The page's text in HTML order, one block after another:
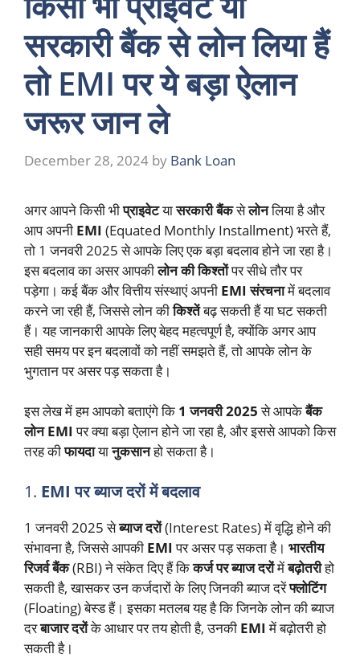
सरकारी बैंक से लोन लिया हैं
तो EMI पर ये बड़ा ऐलान
जरूर जान ले
December 28, 2024 by Bank Loan
अगर आपने किसी भीप्राइवेटयासरकारी बैंकसेलोनलिया है और
आप अपनी EMI (Equated Monthly Installment) भरते हैं,
तो 1 जनवरी 2025 से आपके लिए एक बड़ा बदलाव होने जा रहा है।
इस बदलाव का असर आपकीलोन की किश्तोंपर सीधे तौर पर
पड़ेगा। कई बैंक और वित्तीय संस्थाएं अपनी EMI संरचनामें बदलाव
करने जा रही हैं, जिससे लोन कीकिश्तेंबढ़ सकती हैं या घट सकती
हैं। यह जानकारी आपके लिए बेहद महत्वपूर्ण है, क्योंकि अगर आप
सही समय पर इन बदलावों को नहीं समझते हैं, तो आपके लोन के
भुगतान पर असर पड़ सकता है।
इस लेख में हम आपको बताएंगे कि 1 जनवरी 2025से आपकेबैंक
लोन EMI पर क्या बड़ा ऐलान होने जा रहा है, और इससे आपको किस
तरह कीफायदायानुकसानहो सकता है।
1. EMI पर ब्याज दरों में बदलाव
1 जनवरी 2025 सेब्याज दरों(Interest Rates) में वृद्धि होने की
संभावना है, जिससे आपकी EMI पर असर पड़ सकता है। भारतीय
रिजर्व बैंक(RBI) ने संकेत दिए हैं किकर्ज पर ब्याज दरोंमेंबढ़ोतरीहो
सकती है, खासकर उन कर्जदारों के लिए जिनकी ब्याज दरेंफ्लोटिंग
(Floating) बेस्ड हैं। इसका मतलब यह है कि जिनके लोन की ब्याज
दरबाजार दरोंके आधार पर तय होती है, उनकी EMI में बढ़ोतरी हो
सकती है।